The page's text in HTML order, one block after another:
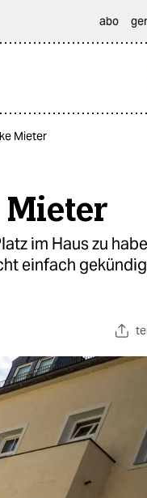
abo
Mieter
Mieter
im Haus zu
einfach